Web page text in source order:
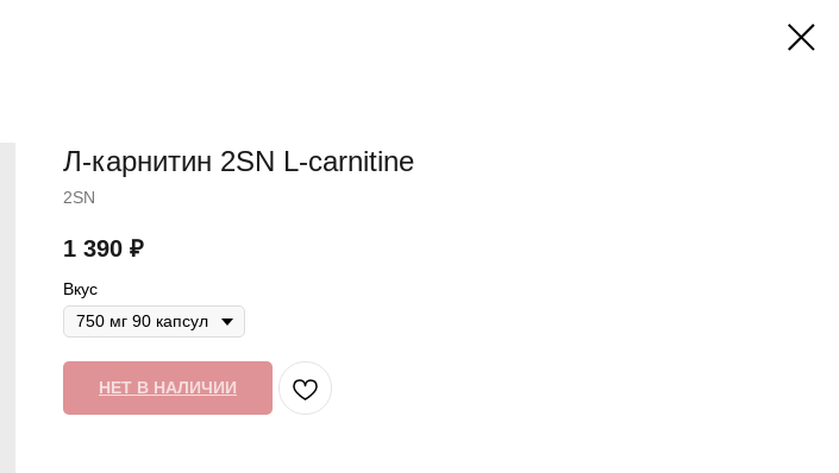
Л-карнитин 2SN L-carnitine
2SN
1 390 ₽
Вкус
НЕТ В НАЛИЧИИ